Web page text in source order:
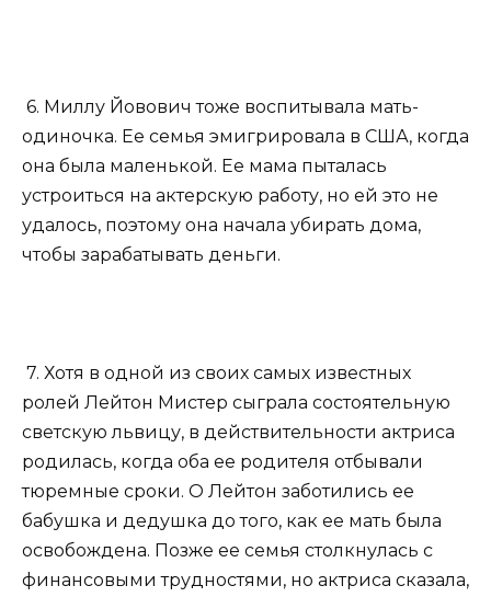
6. Миллу Йовович тоже воспитывала мать-
одиночка. Ее семья эмигрировала в США, когда
она была маленькой. Ее мама пыталась
устроиться на актерскую работу, но ей это не
удалось, поэтому она начала убирать дома,
чтобы зарабатывать деньги.
7. Хотя в одной из своих самых известных
ролей Лейтон Мистер сыграла состоятельную
светскую львицу, в действительности актриса
родилась, когда оба ее родителя отбывали
тюремные сроки. О Лейтон заботились ее
бабушка и дедушка до того, как ее мать была
освобождена. Позже ее семья столкнулась с
финансовыми трудностями, но актриса сказала,